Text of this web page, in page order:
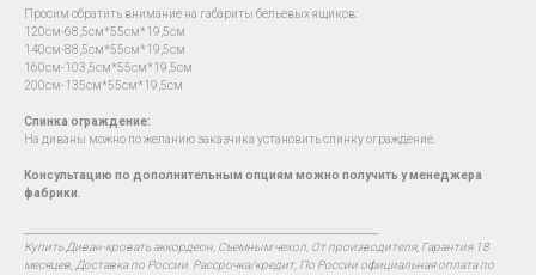
Просим обратить внимание на габариты бельевых ящиков:
120см-68,5см*55см*19,5см
140см-88,5см*55см*19,5см
160см-103,5см*55см*19,5см
200см-135см*55см*19,5см
Спинка ограждение:
На диваны можно по желанию заказчика установить спинку ограждение.
Консультацию по дополнительным опциям можно получить у менеджера
фабрики.
Купить Диван-кровать аккордеон, Съемным чехол, От производителя, Гарантия 18
месяцев, Доставка по России. Рассрочка/кредит, По России официальная оплата по